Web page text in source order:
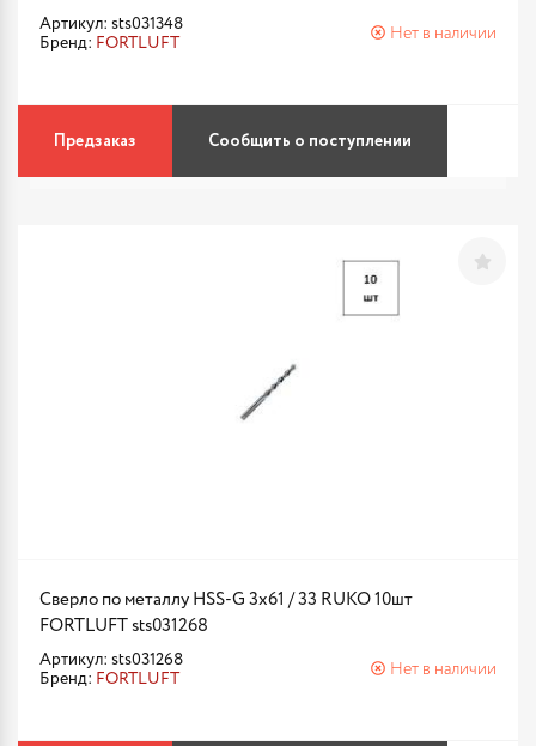
Артикул: sts031348
Бренд: FORTLUFT
Нет в наличии
Предзаказ Сообщить о поступлении
Сверло по металлу HSS-G 3х61 / 33 RUKO 10шт
FORTLUFT sts031268
Артикул: sts031268
Бренд: FORTLUFT
Нет в наличии